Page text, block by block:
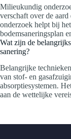
Milieukundig
verschaft over de
onderzoek helpt bij
bodemsaneringsplan
Wat zijn de
sanering?
Belangrijke
van stof- en
absorptiesystemen.
aan de wettelijke